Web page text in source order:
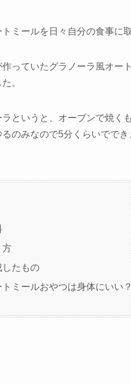
ミールを日々自分の食事に
っていたグラノーラ風オー
。
というと、オーブンで焼く
のみなので5分くらいででき
方
したもの
トミールおやつは身体にいい？